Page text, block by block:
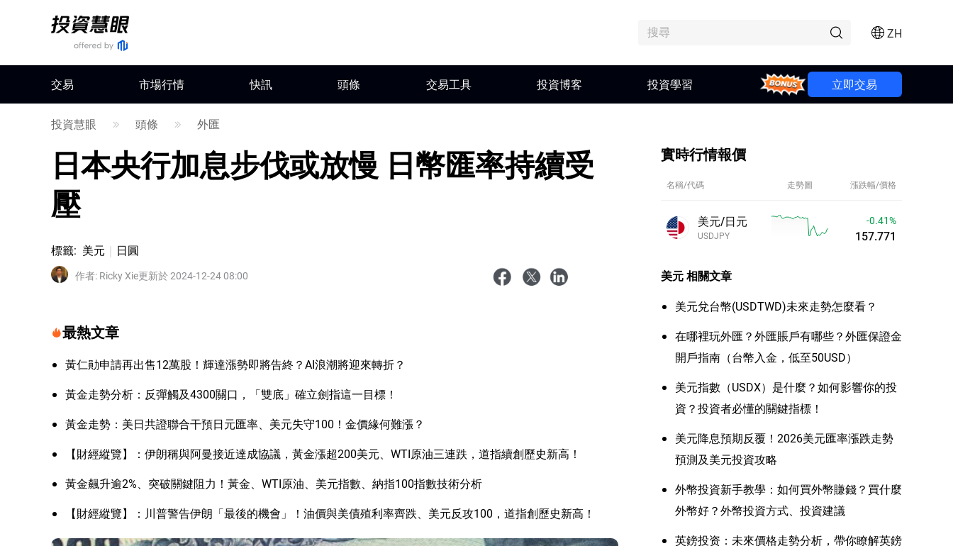
ZH
交易 市場行情 快訊 頭條 交易工具 投資博客 投資學習 Bonus 立即交易
投資慧眼 頭條 外匯
日本央行加息步伐或放慢 日幣匯率持續受
壓
標籤: 美元 日圓
作者: Ricky Xie更新於 2024-12-24 08:00
最熱文章
黃仁勛申請再出售12萬股！輝達漲勢即將告終？AI浪潮將迎來轉折？
黃金走勢分析：反彈觸及4300關口，「雙底」確立劍指這一目標！
黃金走勢：美日共證聯合干預日元匯率、美元失守100！金價緣何難漲？
【財經縱覽】：伊朗稱與阿曼接近達成協議，黃金漲超200美元、WTI原油三連跌，道指續創歷史新高！
黃金飆升逾2%、突破關鍵阻力！黃金、WTI原油、美元指數、納指100指數技術分析
【財經縱覽】：川普警告伊朗「最後的機會」！油價與美債殖利率齊跌、美元反攻100，道指創歷史新高！
實時行情報價
名稱/代碼 走勢圖 漲跌幅/價格
美元/日元
USDJPY
-0.41%
157.771
美元相關文章
美元兌台幣(USDTWD)未來走勢怎麼看？
在哪裡玩外匯？外匯賬戶有哪些？外匯保證金
開戶指南（台幣入金，低至50USD）
美元指數（USDX）是什麼？如何影響你的投
資？投資者必懂的關鍵指標！
美元降息預期反覆！2026美元匯率漲跌走勢
預測及美元投資攻略
外幣投資新手教學：如何買外幣賺錢？買什麼
外幣好？外幣投資方式、投資建議
英鎊投资：未來價格走勢分析，帶你瞭解英鎊